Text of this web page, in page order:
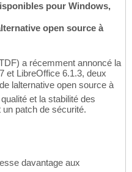
pour Windows,
open source à
a récemment annoncé la
et LibreOffice 6.1.3, deux
lalternative open source à
et la stabilité des
patch de sécurité.
davantage aux